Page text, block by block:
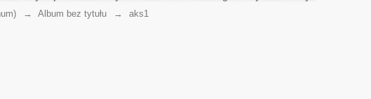
→ Album bez tytułu → aks1